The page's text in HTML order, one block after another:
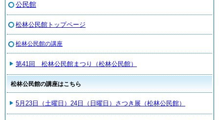
公民館
松林公民館トップページ
松林公民館の講座
第41回 松林公民館まつり（松林公民館）
松林公民館の講座はこちら
5月23日（土曜日）24日（日曜日）さつき展（松林公民館）